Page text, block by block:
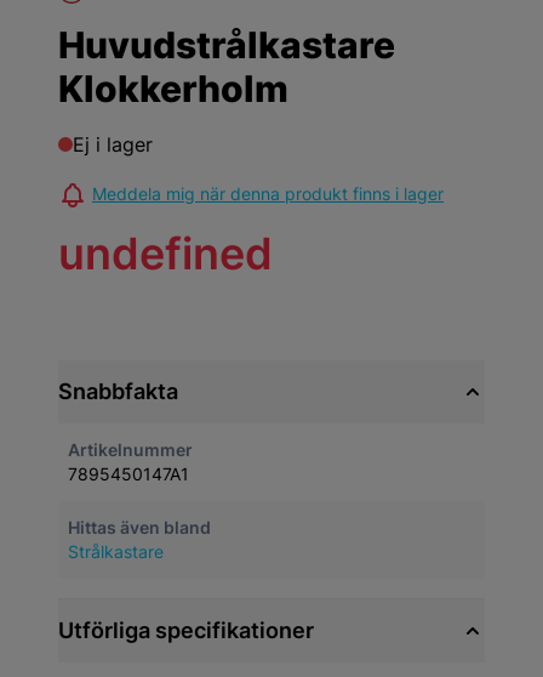
Huvudstrålkastare
Klokkerholm
Ej i lager
Meddela mig när denna produkt finns i lager
undefined
Snabbfakta
Artikelnummer
7895450147A1
Hittas även bland
Strålkastare
Utförliga specifikationer